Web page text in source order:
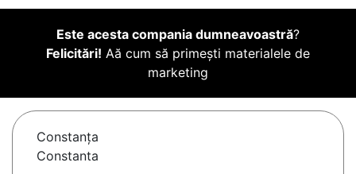
Este acesta compania dumneavoastră?
Felicitări! Aă cum să primești materialele de
marketing
Constanţa
Constanta